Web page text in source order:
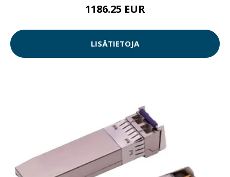
1186.25 EUR
LISÄTIETOJA